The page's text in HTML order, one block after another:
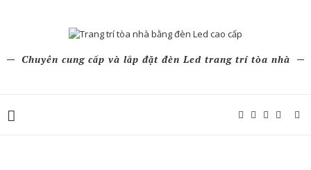
Chuyên cung cấp và lắp đặt đèn Led trang trí tòa nhà